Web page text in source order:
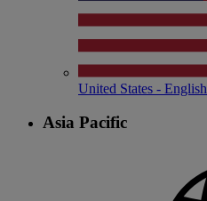
United States - English
Asia Pacific